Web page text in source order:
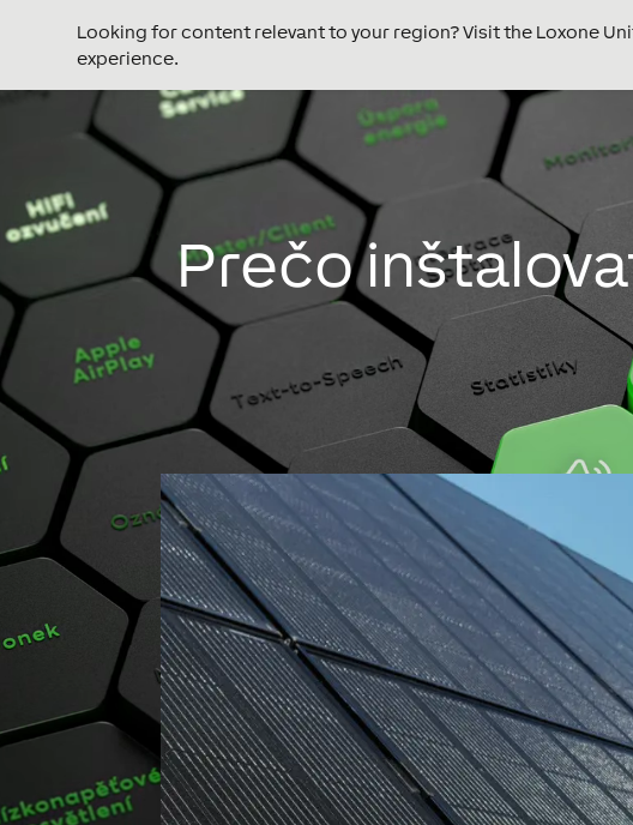
Looking for content relevant to your region? Visit the Loxone
experience.
Video
Prečo